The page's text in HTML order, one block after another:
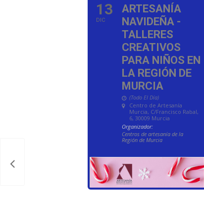
13
DIC
ARTESANÍA
NAVIDEÑA -
TALLERES
CREATIVOS
PARA NIÑOS EN
LA REGIÓN DE
MURCIA
(Todo El Día)
Centro de Artesanía
Murcia, C/Francisco Rabal,
6, 30009 Murcia
Organizador:
Centros de artesanía de la
Región de Murcia